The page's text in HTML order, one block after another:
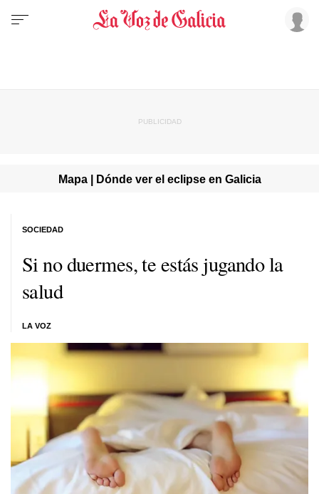
Mapa | Dónde ver el eclipse en Galicia
Si no duermes, te estás jugando la
salud
LA VOZ
SOCIEDAD